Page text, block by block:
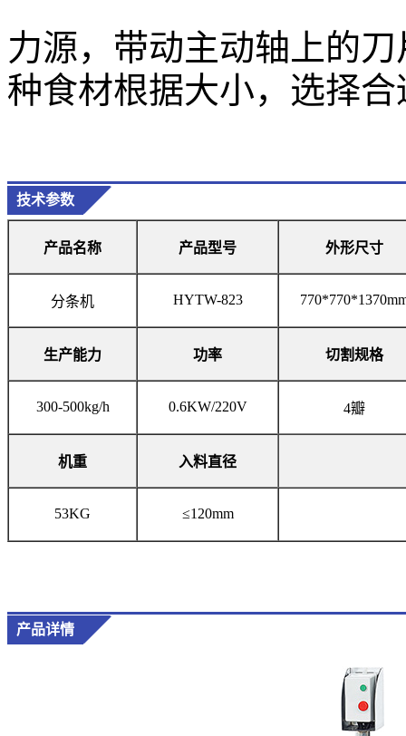
力源，带动主动轴上的
种食材根据大小，选择
技术参数
产品名称 产品型号 外形尺寸
分条机 HYTW-823
生产能力 功率 切割规格
300-500kg/h 0.6KW/220V 4瓣
机重 入料直径
53KG ≤120mm
产品详情